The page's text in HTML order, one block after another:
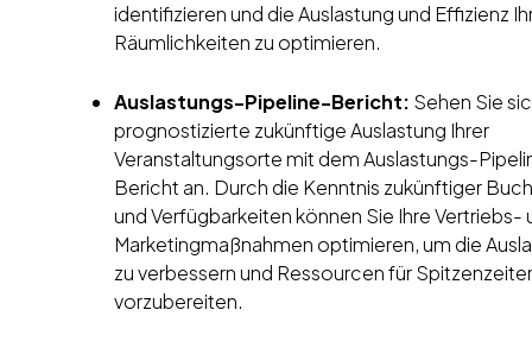
identifizieren und die Auslastung und Effizienz
Räumlichkeiten zu optimieren.
Auslastungs-Pipeline-Bericht: Sehen Sie
prognostizierte zukünftige Auslastung Ihrer
Veranstaltungsorte mit dem Auslastungs-
Bericht an. Durch die Kenntnis zukünftiger
und Verfügbarkeiten können Sie Ihre Vertriebs-
Marketingmaßnahmen optimieren, um die
zu verbessern und Ressourcen für
vorzubereiten.